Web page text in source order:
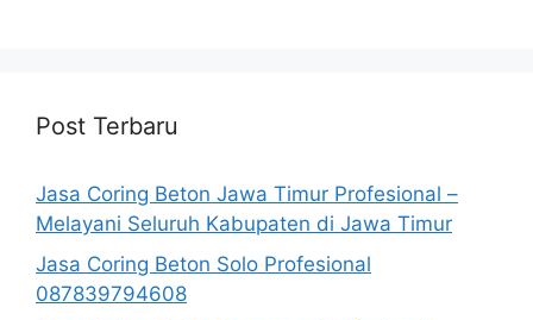
Post Terbaru
Jasa Coring Beton Jawa Timur Profesional –
Melayani Seluruh Kabupaten di Jawa Timur
Jasa Coring Beton Solo Profesional
087839794608